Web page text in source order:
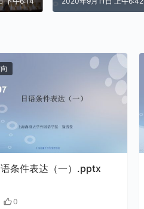
日语条件表达（一）.pptx
0